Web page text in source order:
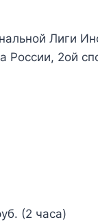
Лиги
2ой
(2 часа)